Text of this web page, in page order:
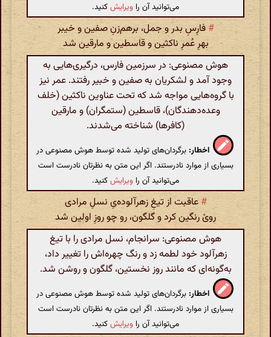
می‌توانید آن را ویرایشکنید.
# فارِسِ بدر و جمل، برهم‌زنِ صفین و خیبر
بهرِ عُمرِ ناکثین و قاسطین و مارقین شد
هوش مصنوعی: در سرزمین فارس، درگیری‌هایی به
وجود آمد و لشکریان به صفین و خبیر رفتند. عمر نیز
با گروه‌هایی مواجه شد که تحت عناوین ناکثین (خلف
وعده‌دهندگان)، قاسطین (ستمگران) و مارقین
(کافرها) شناخته می‌شدند.
اخطار: برگردان‌های تولید شده توسط هوش مصنوعی در
بسیاری از موارد نادرستند. اگر این متن به نظرتان نادرست است
می‌توانید آن را ویرایشکنید.
# عاقبت از تیغِ زهرآلوده‌یِ نسلِ مرادی
رویْ رنگین کرد و گلگون، رو چو روزِ اولین شد
هوش مصنوعی: سرانجام، نسل مرادی را با تیغ
زهرآلود خود لطمه زد و رنگ چهره‌اش را تغییر داد،
به‌گونه‌ای که مانند روز نخستین، گلگون و روشن شد.
اخطار: برگردان‌های تولید شده توسط هوش مصنوعی در
بسیاری از موارد نادرستند. اگر این متن به نظرتان نادرست است
می‌توانید آن را ویرایشکنید.